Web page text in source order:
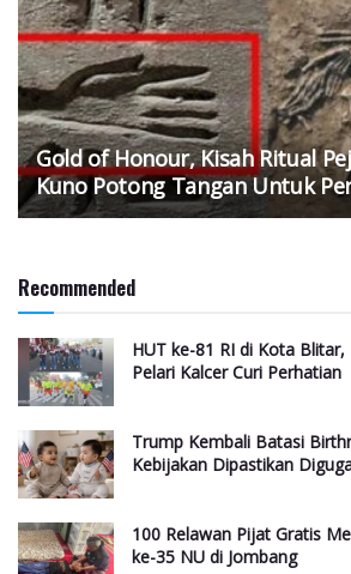
Gold of Honour, Kisah Ritual
Kuno Potong Tangan Untuk
Recommended
HUT ke-81 RI di Kota
Pelari Kalcer Curi Perhatian
Trump Kembali Batasi
Kebijakan Dipastikan
100 Relawan Pijat Gratis
ke-35 NU di Jombang